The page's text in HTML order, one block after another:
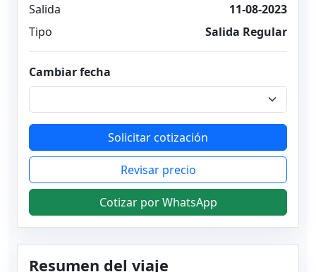
Resumen del viaje
Salida
11-08-2023
Tipo
Salida Regular
Cambiar fecha
Solicitar cotización
Revisar precio
Cotizar por WhatsApp